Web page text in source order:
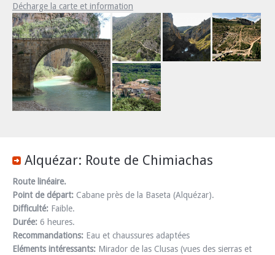
Décharge la carte et information
Alquézar: Route de Chimiachas
Route linéaire.
Point de départ: Cabane près de la Baseta (Alquézar).
Difficulté: Faible.
Durée: 6 heures.
Recommandations: Eau et chaussures adaptées
Eléments intéressants: Mirador de las Clusas (vues des sierras et